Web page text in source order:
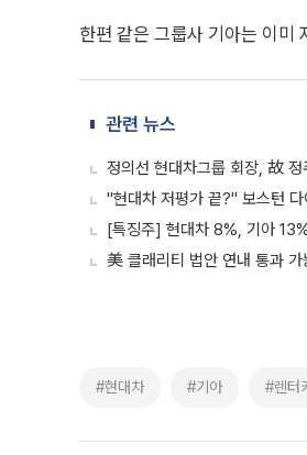
한편 같은 그룹사 기아는 이미
관련 뉴스
정의선 현대차그룹 회장, 故
"현대차 저평가 끝?" 보스턴
[특징주] 현대차 8%, 기아
美 클래리티 법안 연내 통과
#현대차 #기아 #렌터